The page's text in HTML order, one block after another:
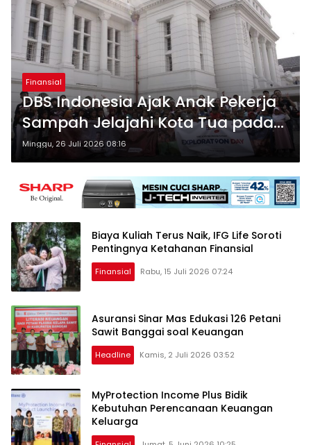
Finansial
DBS Indonesia Ajak Anak Pekerja
Sampah Jelajahi Kota Tua pada
Hari Anak Nasional
Minggu, 26 Juli 2026 08:16
Biaya Kuliah Terus Naik, IFG Life Soroti
Pentingnya Ketahanan Finansial
Finansial Rabu, 15 Juli 2026 07:24
Asuransi Sinar Mas Edukasi 126 Petani
Sawit Banggai soal Keuangan
Headline Kamis, 2 Juli 2026 03:52
MyProtection Income Plus Bidik
Kebutuhan Perencanaan Keuangan
Keluarga